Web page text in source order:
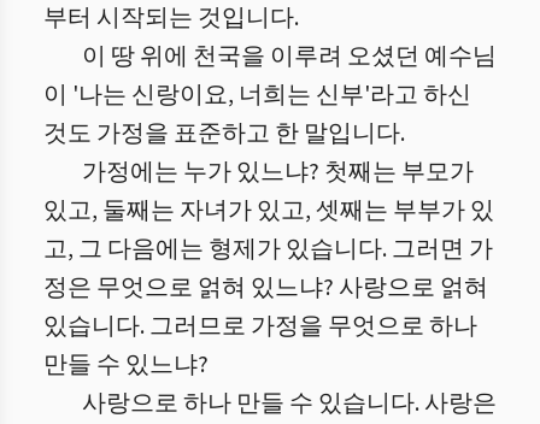
부터 시작되는 것입니다.
이 땅 위에 천국을 이루려 오셨던 예수님
이 '나는 신랑이요, 너희는 신부'라고 하신
것도 가정을 표준하고 한 말입니다.
가정에는 누가 있느냐? 첫째는 부모가
있고, 둘째는 자녀가 있고, 셋째는 부부가 있
고, 그 다음에는 형제가 있습니다. 그러면 가
정은 무엇으로 얽혀 있느냐? 사랑으로 얽혀
있습니다. 그러므로 가정을 무엇으로 하나
만들 수 있느냐?
사랑으로 하나 만들 수 있습니다. 사랑은